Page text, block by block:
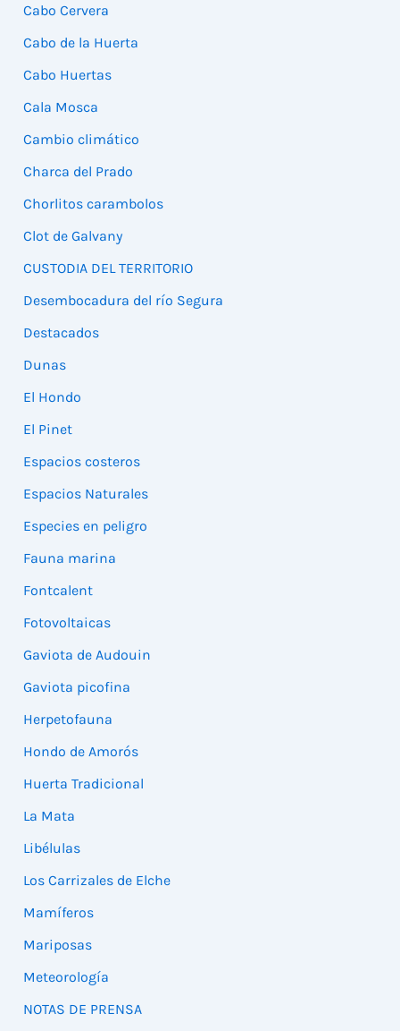
Cabo Cervera
Cabo de la Huerta
Cabo Huertas
Cala Mosca
Cambio climático
Charca del Prado
Chorlitos carambolos
Clot de Galvany
CUSTODIA DEL TERRITORIO
Desembocadura del río Segura
Destacados
Dunas
El Hondo
El Pinet
Espacios costeros
Espacios Naturales
Especies en peligro
Fauna marina
Fontcalent
Fotovoltaicas
Gaviota de Audouin
Gaviota picofina
Herpetofauna
Hondo de Amorós
Huerta Tradicional
La Mata
Libélulas
Los Carrizales de Elche
Mamíferos
Mariposas
Meteorología
NOTAS DE PRENSA